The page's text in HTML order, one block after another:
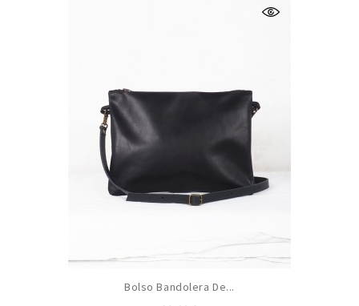
Bolso Bandolera De...